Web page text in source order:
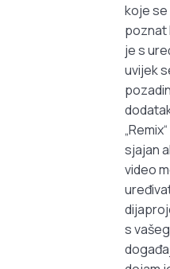
koje se
poznat
je s
uvijek
sjajan
video
s